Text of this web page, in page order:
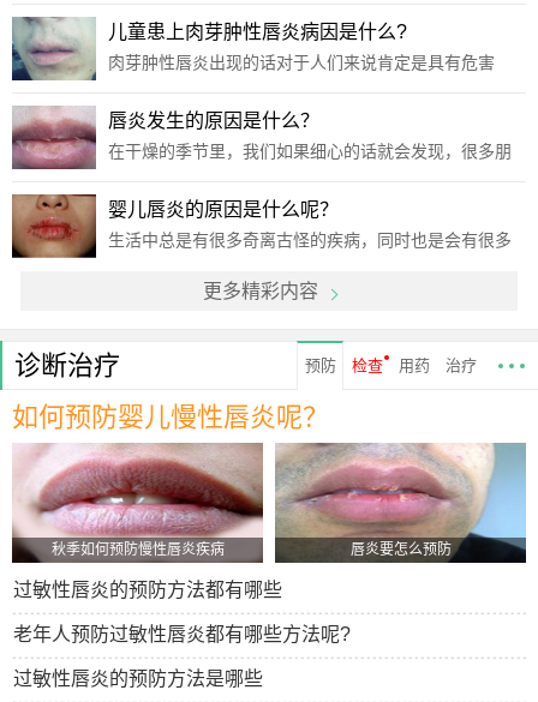
就一定要及早的去医院治疗，只有好好的治疗肉芽肿性
唇炎才可以彻底的断绝与这样的疾病的关系，年轻人出
儿童患上肉芽肿性唇炎病因是什么?
肉芽肿性唇炎出现的话对于人们来说肯定是具有危害
长不利，那么儿童患上肉芽肿性唇炎病因是什么?肉芽肿
性唇炎出现的时候是要能够好好的治疗的，如果能够找
唇炎发生的原因是什么？
在干燥的季节里，我们如果细心的话就会发现，很多朋
初期症状了，这时候如果大家注意并且进行治疗的话，
就可以及时的制止病情的进一步发展，也有很多朋友都
婴儿唇炎的原因是什么呢？
生活中总是有很多奇离古怪的疾病，同时也是会有很多
中很多人都会患上的，同时对于健康有着很大的影响的
是什么呢
更多精彩内容
诊断治疗 预防 检查 用药 治疗
如何预防婴儿慢性唇炎呢？
秋季如何预防慢性唇炎疾病 唇炎要怎么预防
过敏性唇炎的预防方法都有哪些
老年人预防过敏性唇炎都有哪些方法呢?
过敏性唇炎的预防方法是哪些